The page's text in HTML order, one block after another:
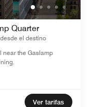
Quarter
el destino
near the Gaslamp
Ver tarifas